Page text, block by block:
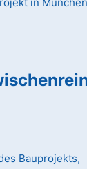
Bauprojekts,